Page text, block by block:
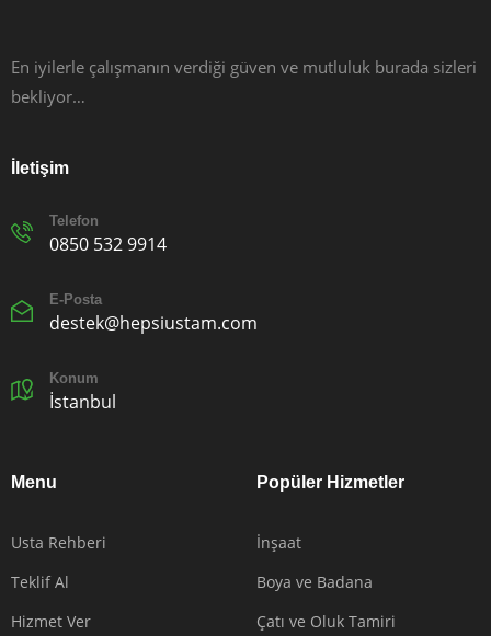
En iyilerle çalışmanın verdiği güven ve mutluluk burada sizleri
bekliyor…
İletişim
Telefon
0850 532 9914
E-Posta
destek@hepsiustam.com
Konum
İstanbul
Menu
Usta Rehberi
Teklif Al
Hizmet Ver
Popüler Hizmetler
İnşaat
Boya ve Badana
Çatı ve Oluk Tamiri